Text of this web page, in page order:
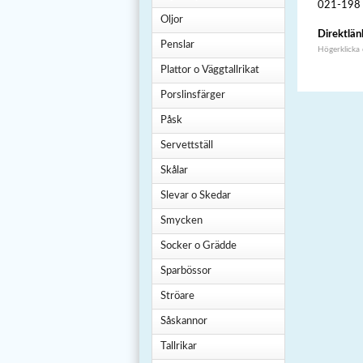
Oljor
Penslar
Plattor o Väggtallrikat
Porslinsfärger
Påsk
Servettställ
Skålar
Slevar o Skedar
Smycken
Socker o Grädde
Sparbössor
Ströare
Såskannor
Tallrikar
021-198
Högerklicka